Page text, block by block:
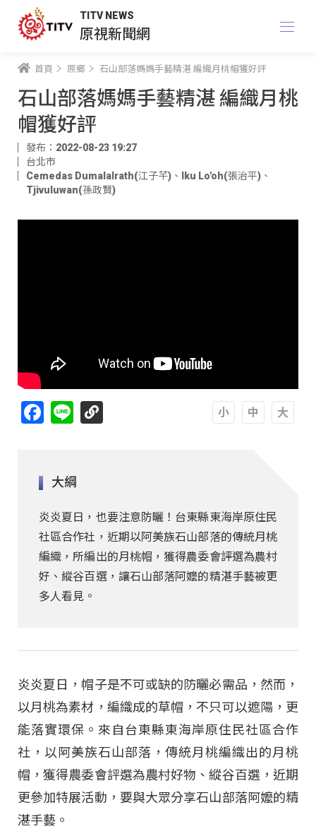
TITV NEWS
原視新聞網
首頁 原鄉 石山部落媽媽手藝精湛 編織月桃帽獲好評
石山部落媽媽手藝精湛 編織月桃
帽獲好評
發布：2022-08-23 19:27
台北市
Cemedas Dumalalrath(江子芊) 、 Iku Lo'oh(張治平) 、
Tjivuluwan(孫政賢)
Facebook
Line
大綱
炎炎夏日，也要注意防曬！台東縣東海岸原住民
社區合作社，近期以阿美族石山部落的傳統月桃
編織，所編出的月桃帽，獲得農委會評選為農村
好、縱谷百選，讓石山部落阿嬤的精湛手藝被更
多人看見。
炎炎夏日，帽子是不可或缺的防曬必需品，然而，
以月桃為素材，編織成的草帽，不只可以遮陽，更
能落實環保。來自台東縣東海岸原住民社區合作
社，以阿美族石山部落，傳統月桃編織出的月桃
帽，獲得農委會評選為農村好物、縱谷百選，近期
更參加特展活動，要與大眾分享石山部落阿嬤的精
湛手藝。